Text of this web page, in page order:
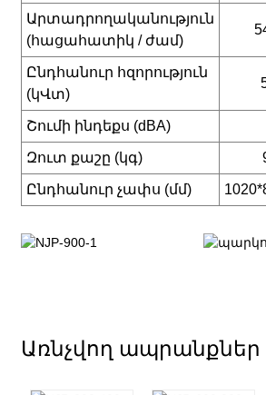
Արտադրողականություն
(հացահատիկ / ժամ)
Ընդհանուր հզորություն
(կՎտ)
Շումի ինդեքս (dBA)
Զուտ քաշը (կգ)
Ընդհանուր չափս (մմ)
Առնչվող ապրանքներ